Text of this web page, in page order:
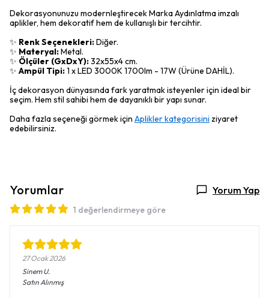
Dekorasyonunuzu modernleştirecek Marka Aydınlatma imzalı
aplikler, hem dekoratif hem de kullanışlı bir tercihtir.
✨ Renk Seçenekleri:Diğer.
✨ Materyal:Metal.
✨ Ölçüler (GxDxY):32x55x4 cm.
✨ Ampül Tipi:1 x LED 3000K 1700lm - 17W (Ürüne DAHİL).
İç dekorasyon dünyasında fark yaratmak isteyenler için ideal bir
seçim. Hem stil sahibi hem de dayanıklı bir yapı sunar.
Daha fazla seçeneği görmek için Aplikler kategorisini ziyaret
edebilirsiniz.
Yorumlar Yorum Yap
1 değerlendirmeye göre
27 Ocak 2026
Sinem U.
Satın Alınmış